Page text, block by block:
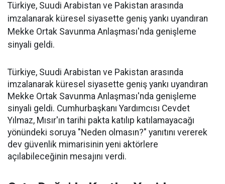
Türkiye, Suudi Arabistan ve Pakistan arasında
imzalanarak küresel siyasette geniş yankı uyandıran
Mekke Ortak Savunma Anlaşması'nda genişleme
sinyali geldi.
Türkiye, Suudi Arabistan ve Pakistan arasında
imzalanarak küresel siyasette geniş yankı uyandıran
Mekke Ortak Savunma Anlaşması'nda genişleme
sinyali geldi. Cumhurbaşkanı Yardımcısı Cevdet
Yılmaz, Mısır'ın tarihi pakta katılıp katılamayacağı
yönündeki soruya "Neden olmasın?" yanıtını vererek
dev güvenlik mimarisinin yeni aktörlere
açılabileceğinin mesajını verdi.